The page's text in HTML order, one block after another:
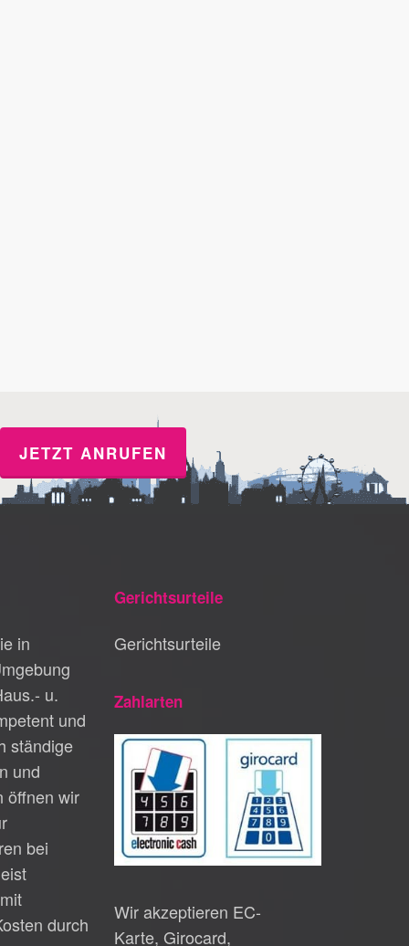
JETZT ANRUFEN
in
u.
und
ständige
und
öffnen wir
bei
durch
Gerichtsurteile
Gerichtsurteile
Zahlarten
Wir akzeptieren EC-
Karte, Girocard,